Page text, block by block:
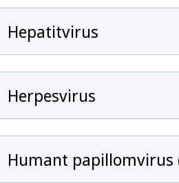
Hepatitvirus
Herpesvirus
Humant papillomvirus